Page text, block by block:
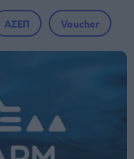
ΑΣΕΠ Voucher